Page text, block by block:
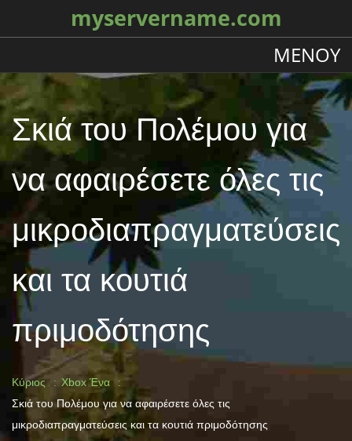
myservername.com
ΜΕΝΟΎ
Σκιά του Πολέμου για
να αφαιρέσετε όλες τις
μικροδιαπραγματεύσεις
και τα κουτιά
πριμοδότησης
Κύριος
Xbox Ένα
Σκιά του Πολέμου για να αφαιρέσετε όλες τις
μικροδιαπραγματεύσεις και τα κουτιά πριμοδότησης